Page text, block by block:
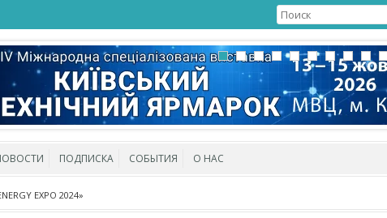
ПОДПИСКА СОБЫТИЯ О НАС
EXPO 2024»